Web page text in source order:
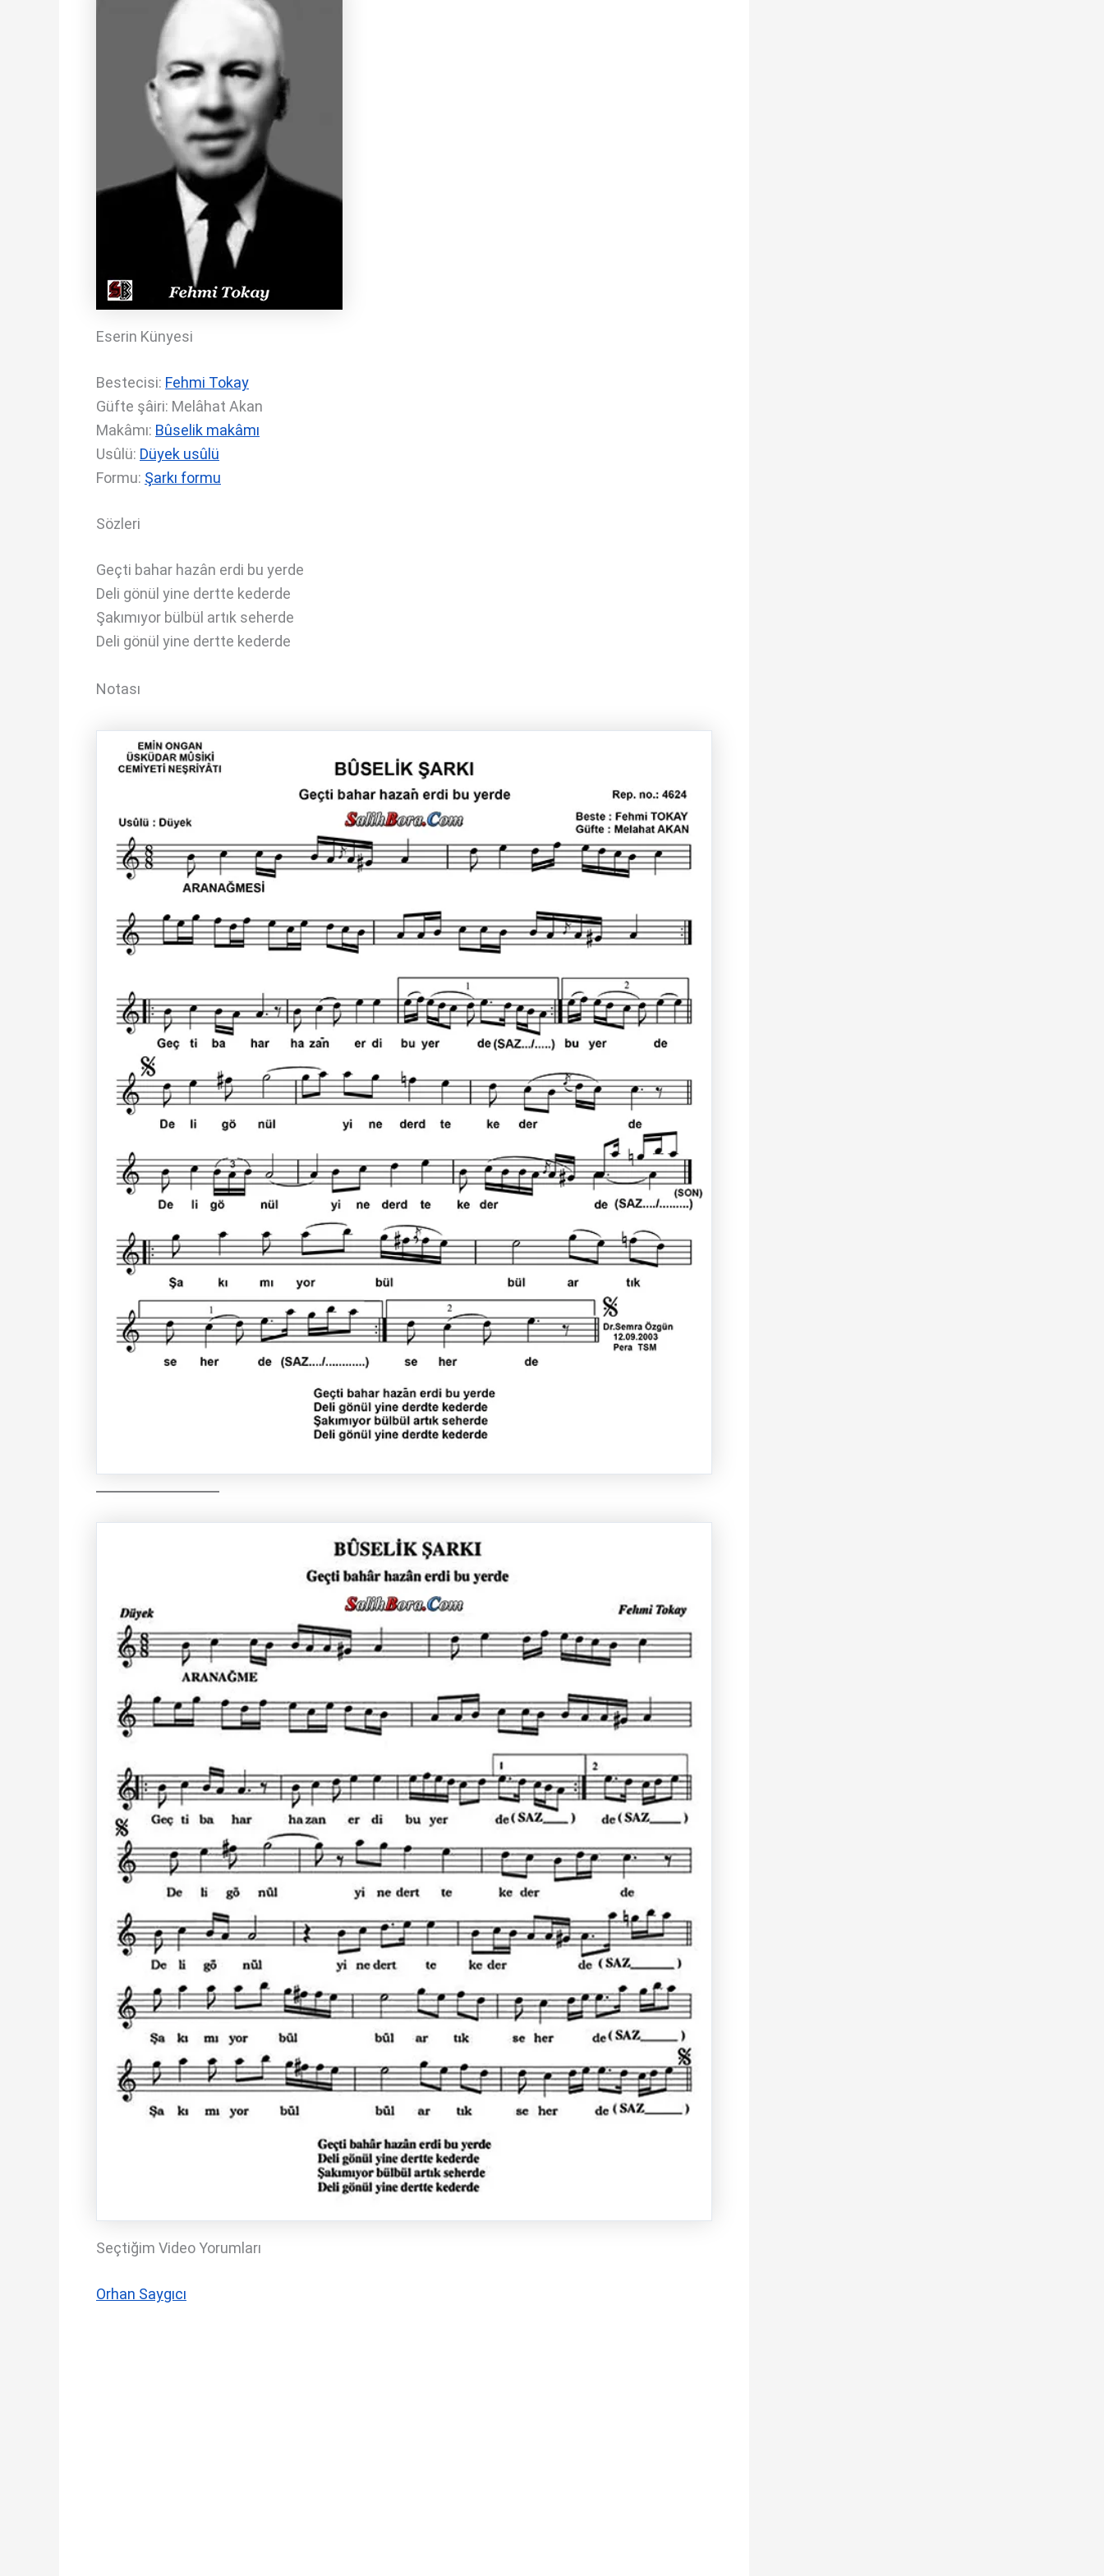
Eserin Künyesi
Bestecisi: Fehmi Tokay
Güfte şâiri: Melâhat Akan
Makâmı: Bûselik makâmı
Usûlü: Düyek usûlü
Formu: Şarkı formu
Sözleri
Geçti bahar hazân erdi bu yerde
Deli gönül yine dertte kederde
Şakımıyor bülbül artık seherde
Deli gönül yine dertte kederde
Notası
Seçtiğim Video Yorumları
Orhan Saygıcı